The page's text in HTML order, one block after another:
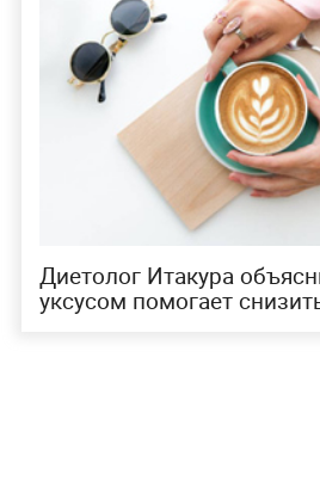
Диетолог Итакура
уксусом помогает